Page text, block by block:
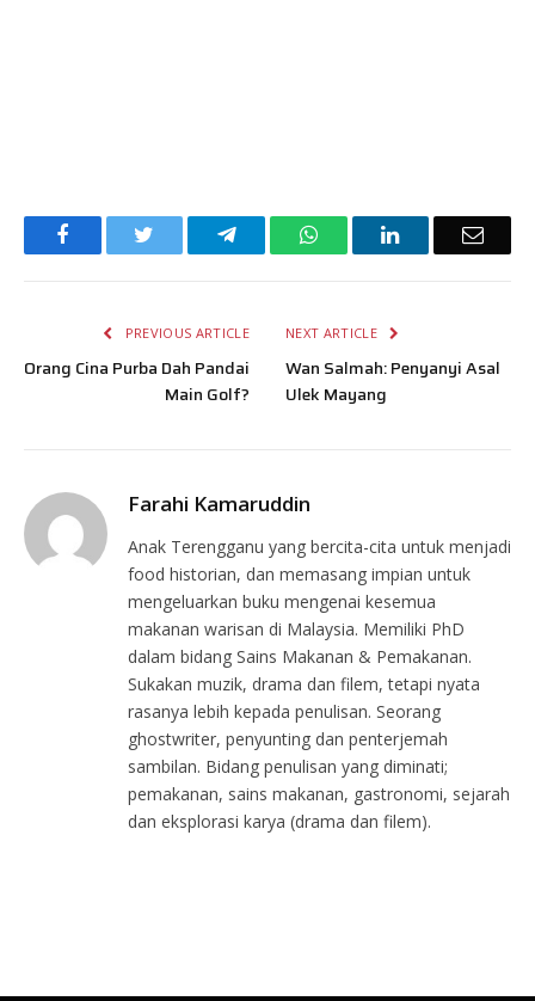
Facebook TelegramWhatsAppLinkedIn Email
PREVIOUS ARTICLE
Orang Cina Purba Dah Pandai
Main Golf?
NEXT ARTICLE
Wan Salmah: Penyanyi Asal
Ulek Mayang
Farahi Kamaruddin
Anak Terengganu yang bercita-cita untuk menjadi
food historian, dan memasang impian untuk
mengeluarkan buku mengenai kesemua
makanan warisan di Malaysia. Memiliki PhD
dalam bidang Sains Makanan & Pemakanan.
Sukakan muzik, drama dan filem, tetapi nyata
rasanya lebih kepada penulisan. Seorang
ghostwriter, penyunting dan penterjemah
sambilan. Bidang penulisan yang diminati;
pemakanan, sains makanan, gastronomi, sejarah
dan eksplorasi karya (drama dan filem).